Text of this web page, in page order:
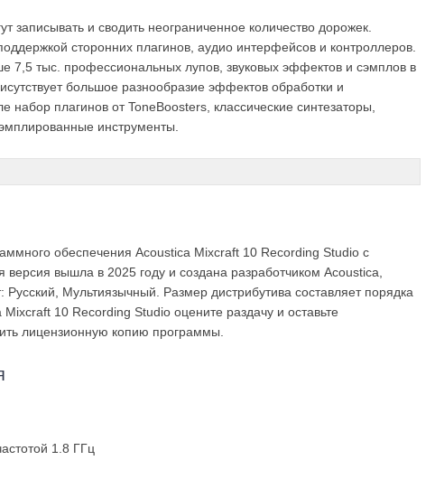
и сводить неограниченное количество дорожек.
сторонних плагинов, аудио интерфейсов и контроллеров.
7,5 тыс. профессиональных лупов, звуковых эффектов и сэмплов в
большое разнообразие эффектов обработки и
набор плагинов от ToneBoosters, классические синтезаторы,
инструменты.
обеспечения Acoustica Mixcraft 10 Recording Studio с
вышла в 2025 году и создана разработчиком Acoustica,
Русский, Мультиязычный. Размер дистрибутива составляет порядка
10 Recording Studio оцените раздачу и оставьте
лицензионную копию программы.
1.8 ГГц